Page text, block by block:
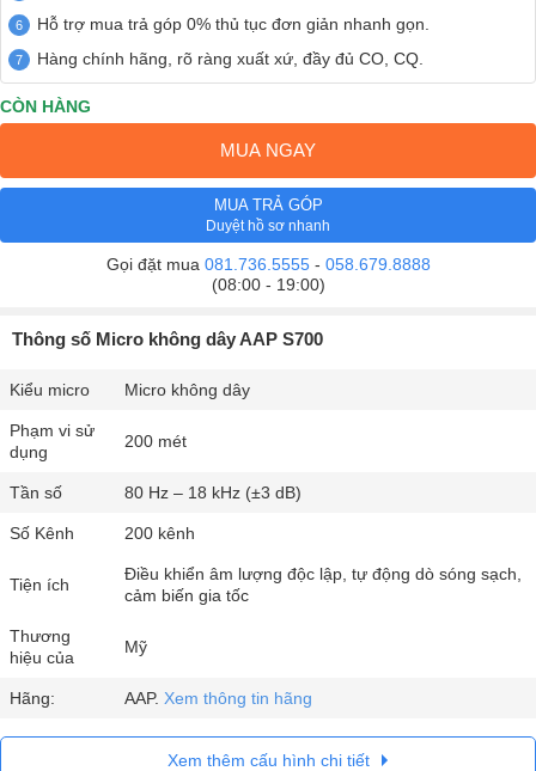
Hỗ trợ mua trả góp 0% thủ tục đơn giản nhanh gọn.
Hàng chính hãng, rõ ràng xuất xứ, đầy đủ CO, CQ.
CÒN HÀNG
MUA NGAY
MUA TRẢ GÓP
Duyệt hồ sơ nhanh
Gọi đặt mua 081.736.5555- 058.679.8888
(08:00 - 19:00)
Thông số Micro không dây AAP S700
Kiểu micro Micro không dây
Phạm vi sử
dụng
200 mét
Tần số 80 Hz – 18 kHz (±3 dB)
Số Kênh 200 kênh
Tiện ích
Điều khiển âm lượng độc lập, tự động dò sóng sạch,
cảm biến gia tốc
Thương
hiệu của
Mỹ
Hãng: AAP. Xem thông tin hãng
Xem thêm cấu hình chi tiết